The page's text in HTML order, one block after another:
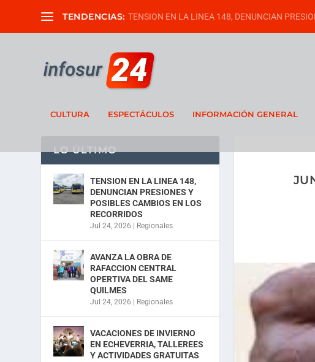
TENDENCIAS: TENSION EN LA LINEA 148, DENUNCIAN
CULTURA ESPECTÁCULOS INFORMACIÓN GENERAL
LO ÚLTIMO
TENSION EN LA LINEA 148,
DENUNCIAN PRESIONES Y
POSIBLES CAMBIOS EN LOS
RECORRIDOS
Jul 24, 2026 Regionales
AVANZA LA OBRA DE
RAFACCION CENTRAL
OPERTIVA DEL SAME
QUILMES
Jul 24, 2026 Regionales
VACACIONES DE INVIERNO
EN ECHEVERRIA, TALLEREES
Y ACTIVIDADES GRATUITAS